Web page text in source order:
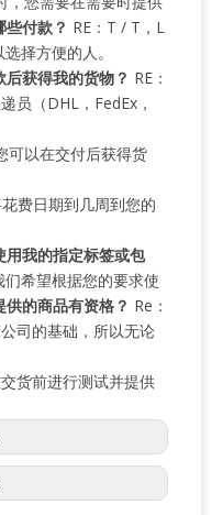
付款？ RE：T / T，L
择方便的人。
获得我的货物？ RE：
员（DHL，FedEx，
可以在交付后获得货
费日期到几周到您的
用我的指定标签或包
希望根据您的要求使
的商品有资格？ Re：
司的基础，所以无论
货前进行测试并提供